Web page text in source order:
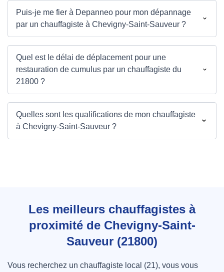
Puis-je me fier à Depanneo pour mon dépannage
par un chauffagiste à Chevigny-Saint-Sauveur ?
Quel est le délai de déplacement pour une
restauration de cumulus par un chauffagiste du
21800 ?
Quelles sont les qualifications de mon chauffagiste
à Chevigny-Saint-Sauveur ?
Les meilleurs chauffagistes à
proximité de Chevigny-Saint-
Sauveur (21800)
Vous recherchez un chauffagiste local (21), vous vous